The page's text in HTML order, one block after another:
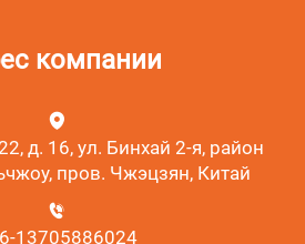
компании
д. 16, ул. Бинхай 2-я, район
пров. Чжэцзян, Китай
13705886024